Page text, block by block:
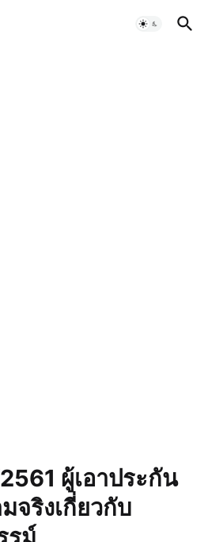
ผู้เอาประกัน
จริงเกี่ยวกับ